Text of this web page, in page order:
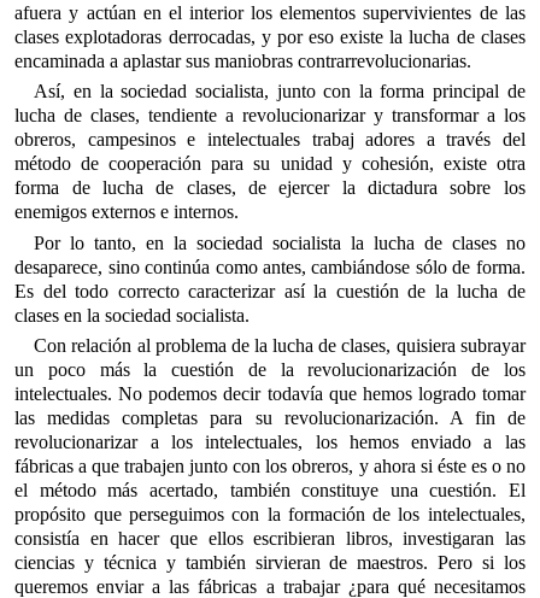
afuera y actúan en el interior los elementos supervivientes de las
clases explotadoras derrocadas, y por eso existe la lucha de clases
encaminada a aplastar sus maniobras contrarrevolucionarias.
Así, en la sociedad socialista, junto con la forma principal de
lucha de clases, tendiente a revolucionarizar y transformar a los
obreros, campesinos e intelectuales trabaj adores a través del
método de cooperación para su unidad y cohesión, existe otra
forma de lucha de clases, de ejercer la dictadura sobre los
enemigos externos e internos.
Por lo tanto, en la sociedad socialista la lucha de clases no
desaparece, sino continúa como antes, cambiándose sólo de forma.
Es del todo correcto caracterizar así la cuestión de la lucha de
clases en la sociedad socialista.
Con relación al problema de la lucha de clases, quisiera subrayar
un poco más la cuestión de la revolucionarización de los
intelectuales. No podemos decir todavía que hemos logrado tomar
las medidas completas para su revolucionarización. A fin de
revolucionarizar a los intelectuales, los hemos enviado a las
fábricas a que trabajen junto con los obreros, y ahora si éste es o no
el método más acertado, también constituye una cuestión. El
propósito que perseguimos con la formación de los intelectuales,
consistía en hacer que ellos escribieran libros, investigaran las
ciencias y técnica y también sirvieran de maestros. Pero si los
queremos enviar a las fábricas a trabajar ¿para qué necesitamos